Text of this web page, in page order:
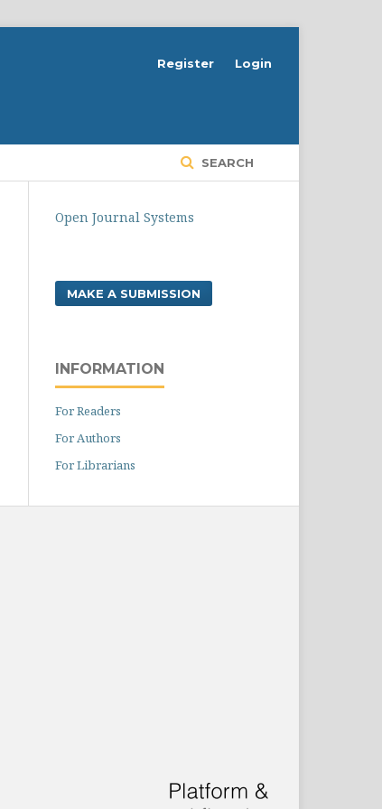
SEARCH
Register Login
Open Journal Systems
MAKE A SUBMISSION
INFORMATION
For Readers
For Authors
For Librarians